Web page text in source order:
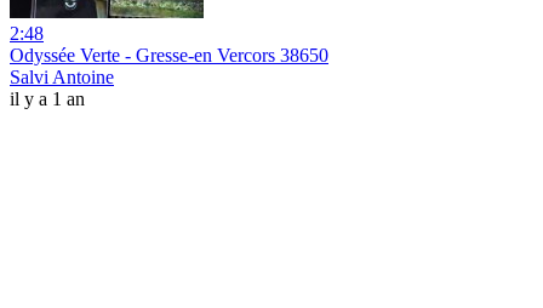
2:48
Odyssée Verte - Gresse-en Vercors 38650
Salvi Antoine
il y a 1 an